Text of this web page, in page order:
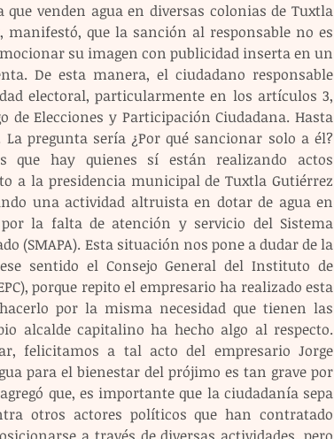
venden agua en diversas colonias de Tuxtla
manifestó, que la sanción al responsable no es
su imagen con publicidad inserta en un
De esta manera, el ciudadano responsable
electoral, particularmente en los artículos 3,
de Elecciones y Participación Ciudadana. Hasta
pregunta sería ¿Por qué sancionar solo a él?
que hay quienes sí están realizando actos
a la presidencia municipal de Tuxtla Gutiérrez
una actividad altruista en dotar de agua en
la falta de atención y servicio del Sistema
(SMAPA). Esta situación nos pone a dudar de la
sentido el Consejo General del Instituto de
porque repito el empresario ha realizado esta
por la misma necesidad que tienen las
alcalde capitalino ha hecho algo al respecto.
felicitamos a tal acto del empresario Jorge
para el bienestar del prójimo es tan grave por
que, es importante que la ciudadanía sepa
otros actores políticos que han contratado